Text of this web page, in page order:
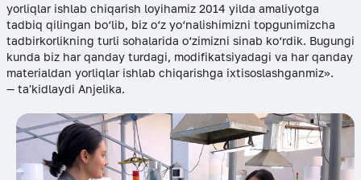
yorliqlar ishlab chiqarish loyihamiz 2014 yilda amaliyotga
tadbiq qilingan bo‘lib, biz o‘z yo‘nalishimizni topgunimizcha
tadbirkorlikning turli sohalarida o‘zimizni sinab ko‘rdik. Bugungi
kunda biz har qanday turdagi, modifikatsiyadagi va har qanday
materialdan yorliqlar ishlab chiqarishga ixtisoslashganmiz».
— ta'kidlaydi Anjelika.